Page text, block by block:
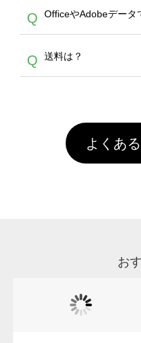
イントとし
ント＝1円と
トは発送完了
からご利用頂
年間です。
文回数により
頂いても、ロ
クにカウン
A
意点（前処理
ワイト、トー
といって、プ
を塗布してお
害な性質で、
お手数です
していただ
通常注文・直
Q OfficeやAdobeデータ
A
ません。いず
像
Q 送料は？
引」などに
場合は送料
い。
よくあ
お